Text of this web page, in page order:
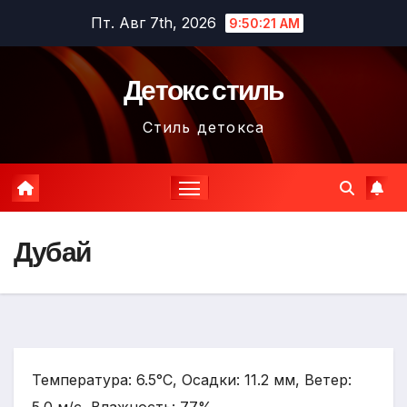
содержимому
Пт. Авг 7th, 2026 9:50:23 AM
Детокс стиль
Стиль детокса
Дубай
Температура: 6.5°C, Осадки: 11.2 мм, Ветер: